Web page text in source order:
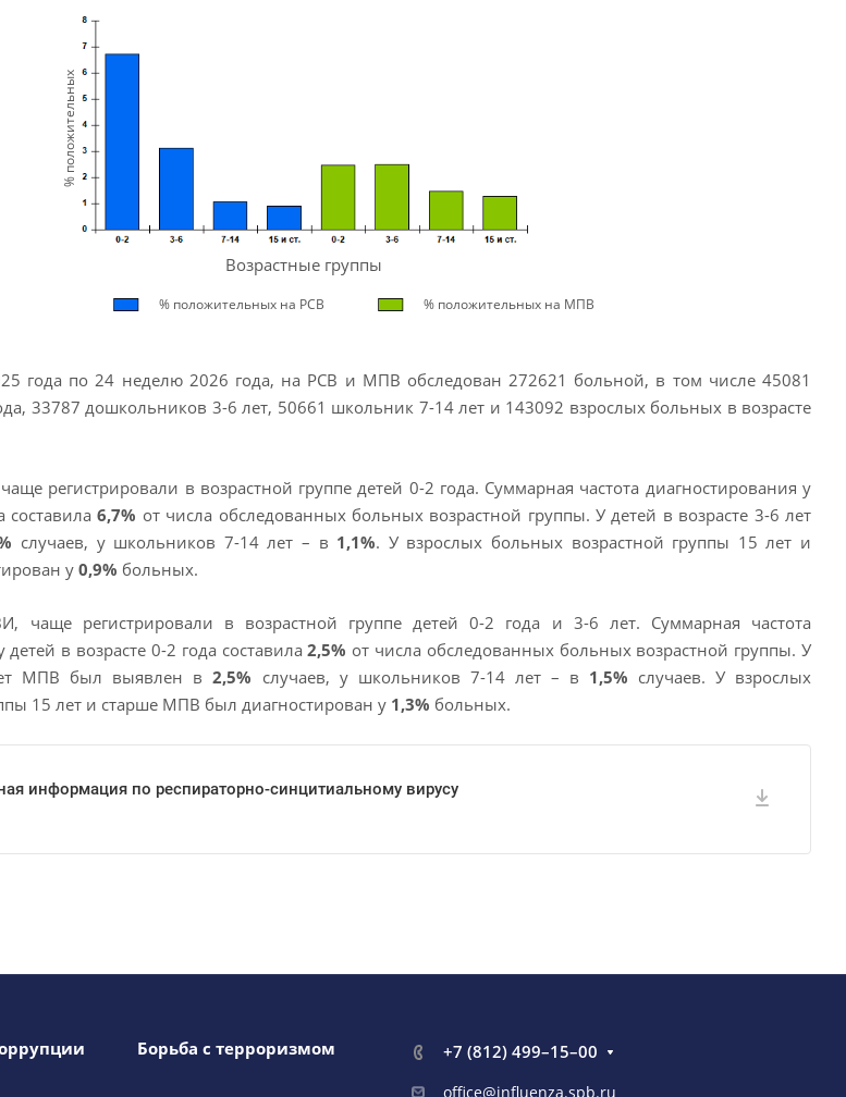
% положительных
Возрастные группы
% положительных на РСВ % положительных на МПВ
года по 24 неделю 2026 года, на РСВ и МПВ обследован 272621 больной, в том числе 45081
33787 дошкольников 3-6 лет, 50661 школьник 7-14 лет и 143092 взрослых больных в возрасте
регистрировали в возрастной группе детей 0-2 года. Суммарная частота диагностирования у
составила6,7% от числа обследованных больных возрастной группы. У детей в возрасте 3-6 лет
случаев, у школьников 7-14 лет – в 1,1%. У взрослых больных возрастной группы 15 лет и
у0,9% больных.
чаще регистрировали в возрастной группе детей 0-2 года и 3-6 лет. Суммарная частота
в возрасте 0-2 года составила2,5% от числа обследованных больных возрастной группы. У
МПВ был выявлен в2,5% случаев, у школьников 7-14 лет – в 1,5% случаев. У взрослых
15 лет и старше МПВ был диагностирован у 1,3% больных.
информация по респираторно-синцитиальному вирусу
Борьба с терроризмом +7 (812) 499–15–00
office@influenza.spb.ru